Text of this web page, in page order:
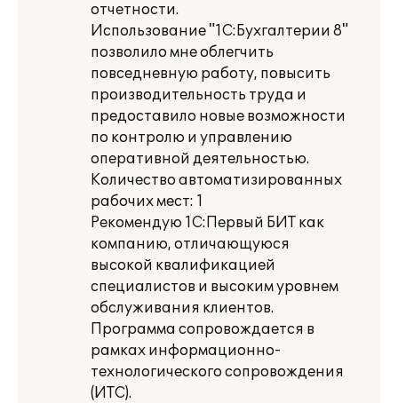
отчетности.
Использование "1С:Бухгалтерии 8"
позволило мне облегчить
повседневную работу, повысить
производительность труда и
предоставило новые возможности
по контролю и управлению
оперативной деятельностью.
Количество автоматизированных
рабочих мест: 1
Рекомендую 1С:Первый БИТ как
компанию, отличающуюся
высокой квалификацией
специалистов и высоким уровнем
обслуживания клиентов.
Программа сопровождается в
рамках информационно-
технологического сопровождения
(ИТС).